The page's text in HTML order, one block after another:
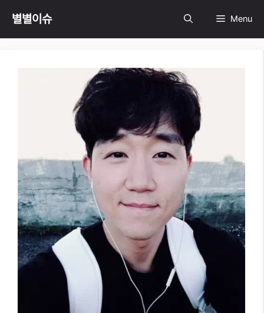
Skip별별이슈 Menu